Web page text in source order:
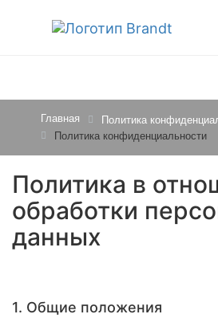
Главная
Политика
Политика конфиденциальности
Политика в
обработки
данных
1. Общие положения